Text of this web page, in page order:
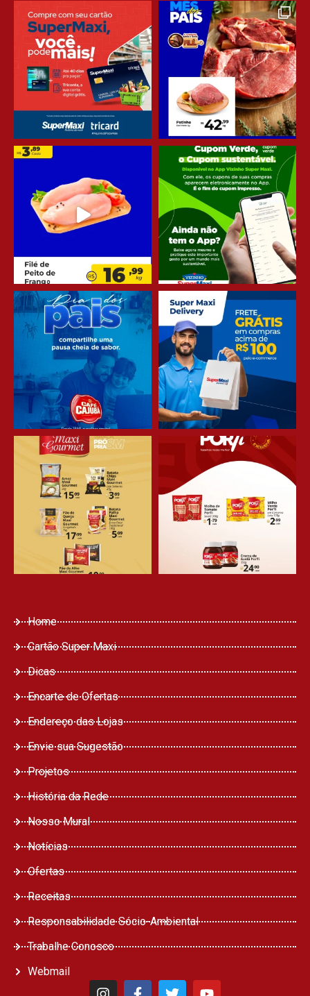
Home
Cartão Super Maxi
Dicas
Encarte de Ofertas
Endereço das Lojas
Envie sua Sugestão
Projetos
História da Rede
Nosso Mural
Notícias
Ofertas
Receitas
Responsabilidade Sócio-Ambiental
Trabalhe Conosco
Webmail